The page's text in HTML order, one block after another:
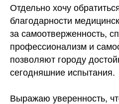
Отдельно хочу
благодарности
за самоотверженность,
профессионализм и
позволяют городу
сегодняшние испытания.
Выражаю уверенность,